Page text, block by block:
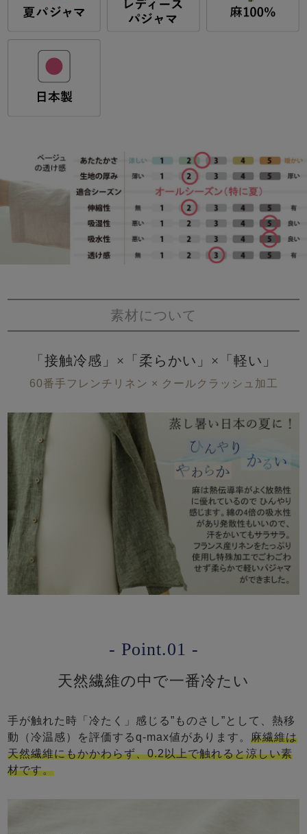
素材について
「接触冷感」×「柔らかい」×「軽い」
60番手フレンチリネン × クールクラッシュ加工
- Point.01 -
天然繊維の中で一番冷たい
手が触れた時「冷たく」感じる”ものさし”として、熱移
動（冷温感）を評価するq-max値があります。麻繊維は
天然繊維にもかかわらず、0.2以上で触れると涼しい素
材です。